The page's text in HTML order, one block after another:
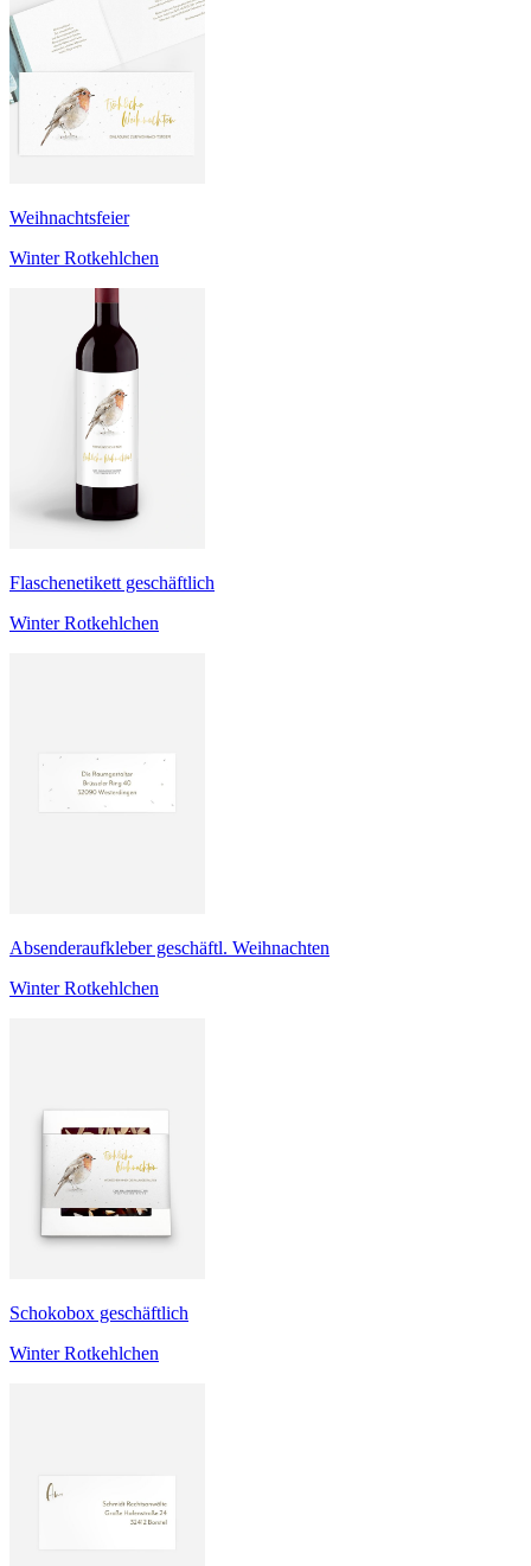
Weihnachtsfeier
Winter Rotkehlchen
Flaschenetikett geschäftlich
Winter Rotkehlchen
Absenderaufkleber geschäftl. Weihnachten
Winter Rotkehlchen
Schokobox geschäftlich
Winter Rotkehlchen